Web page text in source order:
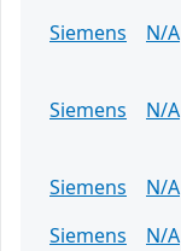
Siemens
N/A
Siemens
N/A
Siemens
N/A
Siemens
N/A